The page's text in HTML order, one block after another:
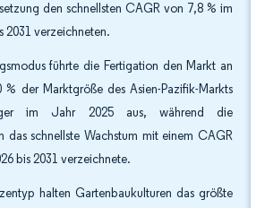
den schnellsten CAGR von 7,8 % im
2031 verzeichneten.
führte die Fertigation den Markt an
der Marktgröße des Asien-Pazifik-Markts
im Jahr 2025 aus, während die
das schnellste Wachstum mit einem CAGR
bis 2031 verzeichnete.
halten Gartenbaukulturen das größte